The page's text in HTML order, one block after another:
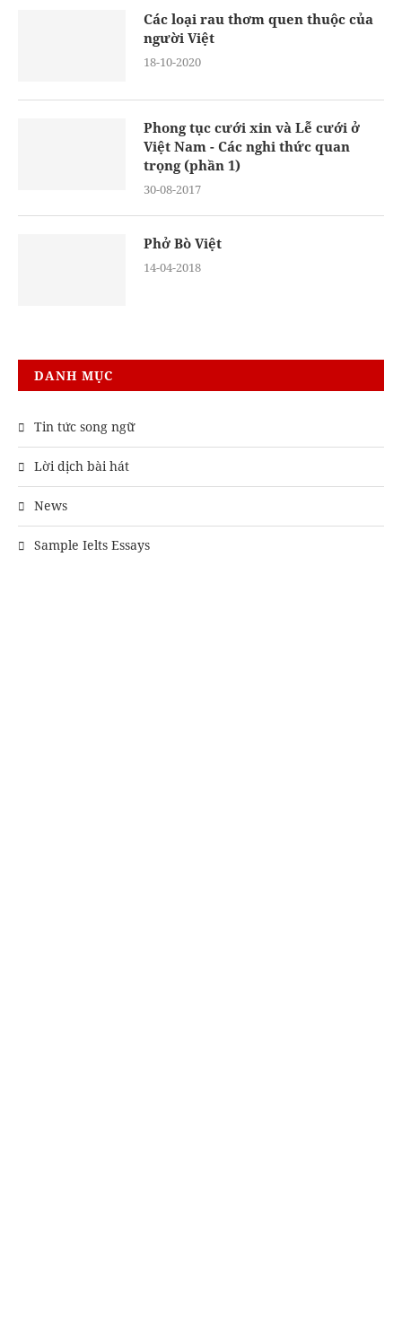
Các loại rau thơm quen thuộc của
người Việt
18-10-2020
Phong tục cưới xin và Lễ cưới ở
Việt Nam - Các nghi thức quan
trọng (phần 1)
30-08-2017
Phở Bò Việt
14-04-2018
DANH MỤC
Tin tức song ngữ
Lời dịch bài hát
News
Sample Ielts Essays